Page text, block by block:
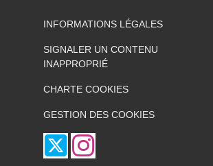
INFORMATIONS LÉGALES
SIGNALER UN CONTENU
INAPPROPRIÉ
CHARTE COOKIES
GESTION DES COOKIES